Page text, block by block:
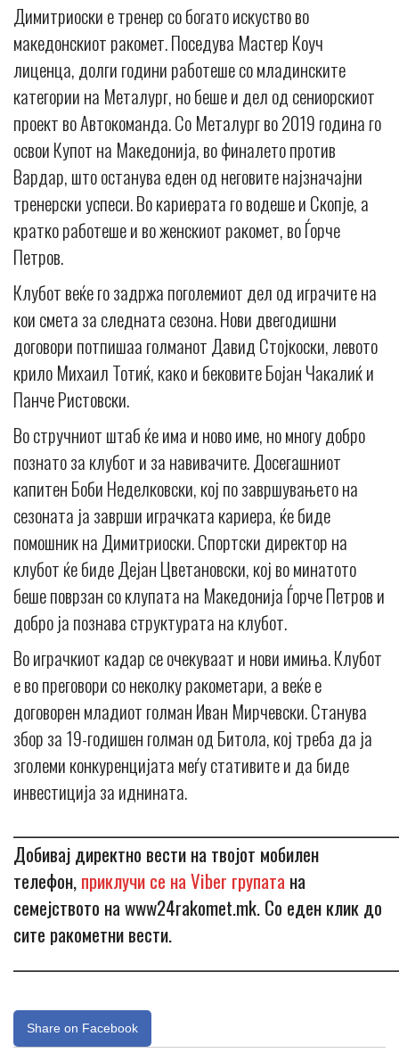
Димитриоски е тренер со богато искуство во
македонскиот ракомет. Поседува Мастер Коуч
лиценца, долги години работеше со младинските
категории на Металург, но беше и дел од сениорскиот
проект во Автокоманда. Со Металург во 2019 година го
освои Купот на Македонија, во финалето против
Вардар, што останува еден од неговите најзначајни
тренерски успеси. Во кариерата го водеше и Скопје, а
кратко работеше и во женскиот ракомет, во Ѓорче
Петров.
Клубот веќе го задржа поголемиот дел од играчите на
кои смета за следната сезона. Нови двегодишни
договори потпишаа голманот Давид Стојкоски, левото
крило Михаил Тотиќ, како и бековите Бојан Чакалиќ и
Панче Ристовски.
Во стручниот штаб ќе има и ново име, но многу добро
познато за клубот и за навивачите. Досегашниот
капитен Боби Неделковски, кој по завршувањето на
сезоната ја заврши играчката кариера, ќе биде
помошник на Димитриоски. Спортски директор на
клубот ќе биде Дејан Цветановски, кој во минатото
беше поврзан со клупата на Македонија Ѓорче Петров и
добро ја познава структурата на клубот.
Во играчкиот кадар се очекуваат и нови имиња. Клубот
е во преговори со неколку ракометари, а веќе е
договорен младиот голман Иван Мирчевски. Станува
збор за 19-годишен голман од Битола, кој треба да ја
зголеми конкуренцијата меѓу стативите и да биде
инвестиција за иднината.
Добивај директно вести на твојот мобилен
телефон,приклучи се на Viber групата на
семејството на www24rakomet.mk. Со еден клик до
сите ракометни вести.
Share on Facebook